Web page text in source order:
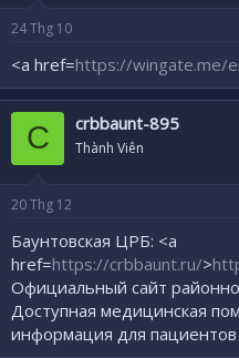
24Thg 10
<a href=https://wingate.me/
C crbbaunt-895
Thành Viên
20Thg 12
Баунтовская ЦРБ: <a
href=https://crbbaunt.ru/>
Официальный сайт
Доступная медицинская
информация для пациентов